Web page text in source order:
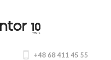
+48 68 411 45 55